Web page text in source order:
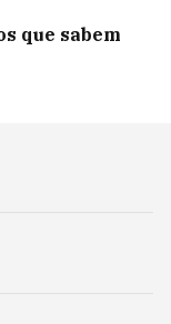
que sabem